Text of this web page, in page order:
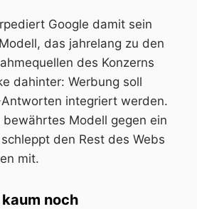
Google damit sein
das jahrelang zu den
des Konzerns
dahinter: Werbung soll
integriert werden.
Modell gegen ein
den Rest des Webs
mit.
kaum noch